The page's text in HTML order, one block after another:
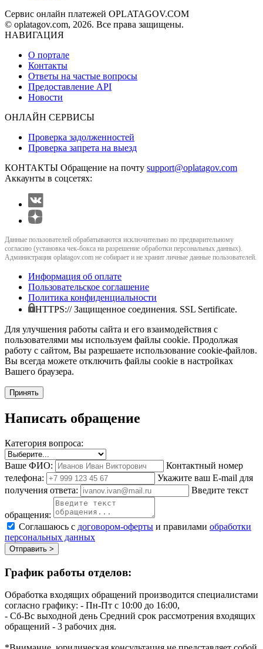
Сервис онлайн платежей OPLATAGOV.COM
© oplatagov.com, 2026. Все права защищены.
НАВИГАЦИЯ
О портале
Контакты
Ответы на частые вопросы
Предоставление API
Новости
ОНЛАЙН СЕРВИСЫ
Проверка задолженностей
Проверка запрета на выезд
КОНТАКТЫ Обращение на почту support@oplatagov.com
Аккаунты в соцсетях:
Данные пользователей обрабатываются исключительно по предварительному
согласию (установка чек-бокса на разрешение обработки персональных данных).
Администрация oplatagov.com не собирает и не хранит личные данные пользователей.
Информация об оплате
Пользовательское соглашение
Политика конфиденциальности
HTTPS:// Защищенное соединения. SSL Sertificate.
Для улучшения работы сайта и его взаимодействия с
пользователями мы используем файлы cookie. Продолжая
работу с сайтом, Вы разрешаете использование cookie-файлов.
Вы всегда можете отключить файлы cookie в настройках
Вашего браузера.
Принять
Написать обращение
Категория вопроса:
Ваше ФИО:
Контактный номер
телефона:
Укажите ваш E-mail для
получения ответа:
Введите текст
обращения:
Соглашаюсь с договором-оферты и правилами обработки
персональных данных
Отправить >
График работы отделов:
Обработка входящих обращений производится специалистами
согласно графику: - Пн-Пт с 10:00 до 16:00,
- Сб-Вс выходной день Средний срок рассмотрения входящих
обращений - 3 рабочих дня.